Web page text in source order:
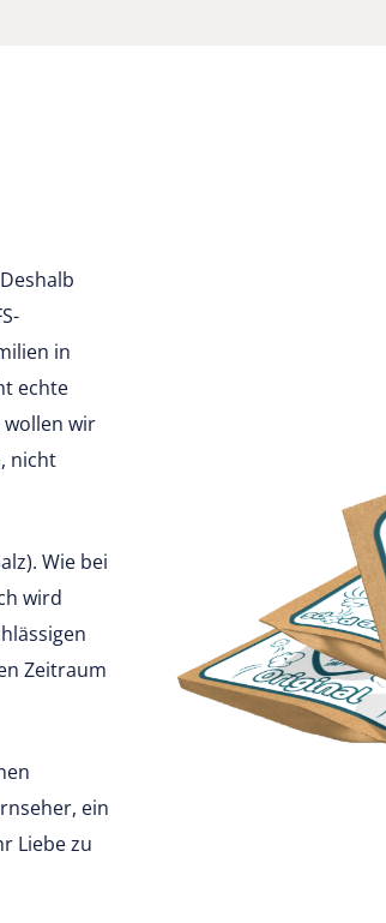
in
echte
wollen wir
nicht
Wie bei
wird
Zeitraum
ein
Liebe zu